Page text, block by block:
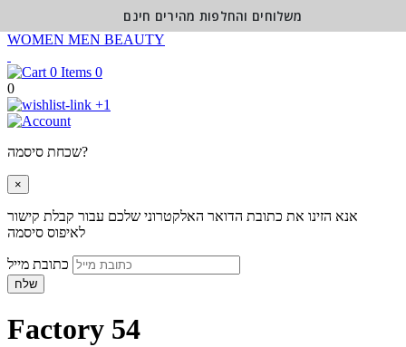
WOMEN MEN BEAUTY
0
0
+1
שכחת סיסמה?
×
אנא הזינו את כתובת הדואר האלקטרוני שלכם עבור קבלת קישור
לאיפוס סיסמה
שלח
Factory 54
משלוחים והחלפות מהירים חינם